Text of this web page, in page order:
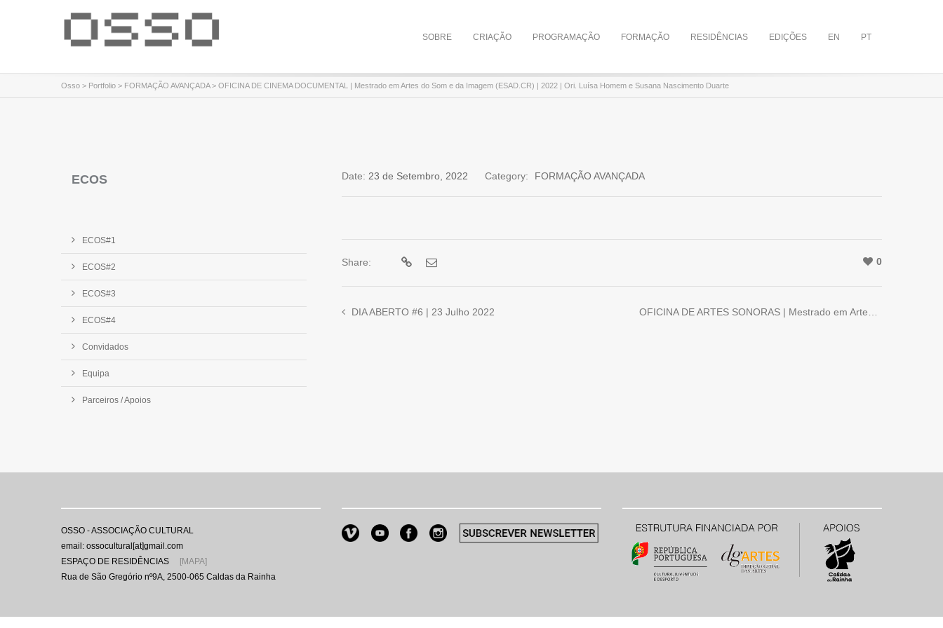
SOBRE CRIAÇÃO PROGRAMAÇÃO FORMAÇÃO RESIDÊNCIAS EDIÇÕES EN PT
Osso > Portfolio > FORMAÇÃO AVANÇADA> OFICINA DE CINEMA DOCUMENTAL | Mestrado em Artes do Som e da Imagem (ESAD.CR) | 2022 | Ori. Luísa Homem e Susana Nascimento Duarte
Date: 23 de Setembro, 2022 Category: FORMAÇÃO AVANÇADA
Share: 0
DIA ABERTO #6 | 23 Julho 2022
ECOS
ECOS#1
ECOS#2
ECOS#3
ECOS#4
Convidados
Equipa
Parceiros / Apoios
OSSO - ASSOCIAÇÃO CULTURAL
email: ossocultural[at]gmail.com
ESPAÇO DE RESIDÊNCIAS
[MAPA]
Rua de São Gregório nº9A, 2500-065 Caldas da Rainha